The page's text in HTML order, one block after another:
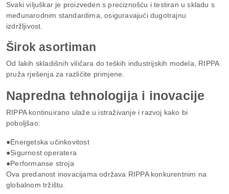
Svaki viljuškar je proizveden s preciznošću i testiran u skladu s
međunarodnim standardima, osiguravajući dugotrajnu
izdržljivost.
Širok asortiman
Od lakih skladišnih viličara do teških industrijskih modela, RIPPA
pruža rješenja za različite primjene.
Napredna tehnologija i inovacije
RIPPA kontinuirano ulaže u istraživanje i razvoj kako bi
poboljšao:
●Energetska učinkovitost
●Sigurnost operatera
●Performanse stroja
Ova predanost inovacijama održava RIPPA konkurentnim na
globalnom tržištu.